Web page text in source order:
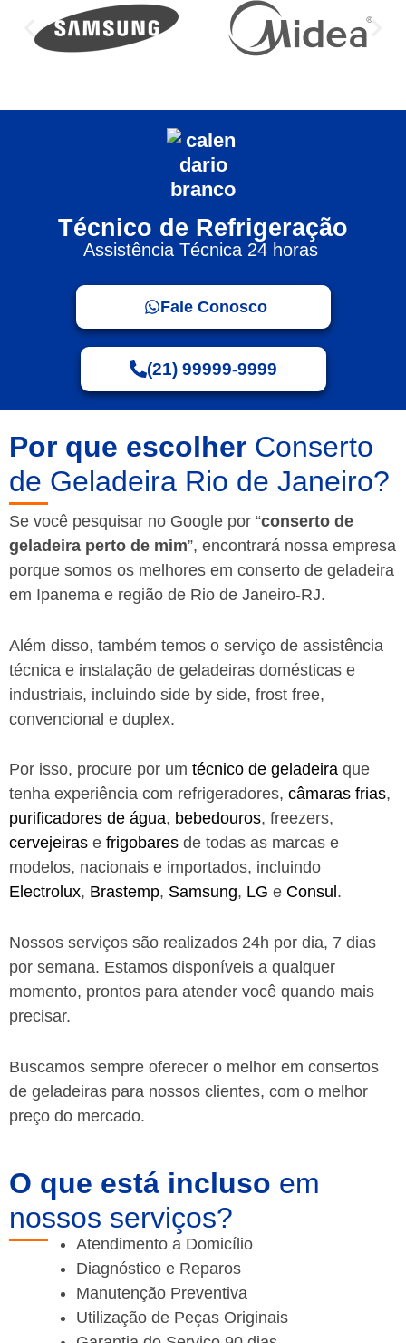
Técnico de Refrigeração
Assistência Técnica 24 horas
Fale Conosco
(21) 99999-9999
Por que escolher Conserto
de Geladeira Rio de Janeiro?
Se você pesquisar no Google por “conserto de
geladeira perto de mim”, encontrará nossa empresa
porque somos os melhores em conserto de geladeira
em Ipanema e região de Rio de Janeiro-RJ.
Além disso, também temos o serviço de assistência
técnica e instalação de geladeiras domésticas e
industriais, incluindo side by side, frost free,
convencional e duplex.
Por isso, procure por um técnico de geladeira que
tenha experiência com refrigeradores, câmaras frias,
purificadores de água, bebedouros, freezers,
cervejeiras e frigobares de todas as marcas e
modelos, nacionais e importados, incluindo
Electrolux, Brastemp, Samsung, LG e Consul .
Nossos serviços são realizados 24h por dia, 7 dias
por semana. Estamos disponíveis a qualquer
momento, prontos para atender você quando mais
precisar.
Buscamos sempre oferecer o melhor em consertos
de geladeiras para nossos clientes, com o melhor
preço do mercado.
O que está incluso em
nossos serviços?
Atendimento a Domicílio
Diagnóstico e Reparos
Manutenção Preventiva
Utilização de Peças Originais